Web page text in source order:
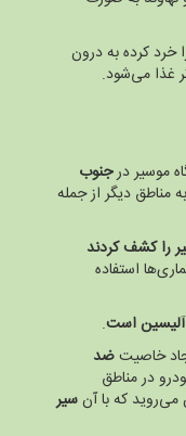
خرد کرده به درون
غذا می‌شود.
موسیر درجنوب
مناطق دیگر از جمله
را کشف کردند
استفاده
آلیسین است.
خاصیتضد
در مناطق
می‌روید که با آنسیر